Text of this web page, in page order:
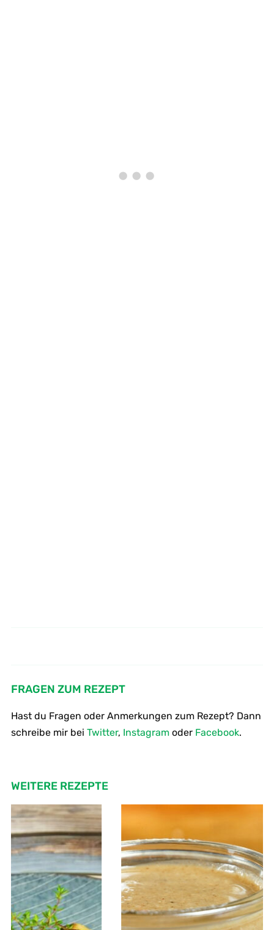
FRAGEN ZUM REZEPT
Hast du Fragen oder Anmerkungen zum Rezept? Dann
schreibe mir bei Twitter, Instagramoder Facebook.
WEITERE REZEPTE